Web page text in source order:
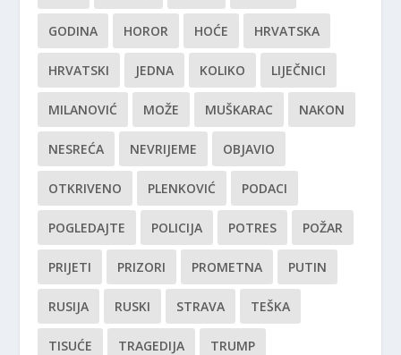
GODINA HOROR HOĆE HRVATSKA
HRVATSKI JEDNA KOLIKO LIJEČNICI
MILANOVIĆ MOŽE MUŠKARAC NAKON
NESREĆA NEVRIJEME OBJAVIO
OTKRIVENO PLENKOVIĆ PODACI
POGLEDAJTE POLICIJA POTRES POŽAR
PRIJETI PRIZORI PROMETNA PUTIN
RUSIJA RUSKI STRAVA TEŠKA
TISUĆE TRAGEDIJA TRUMP